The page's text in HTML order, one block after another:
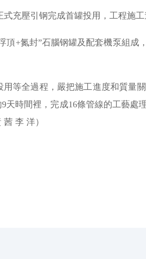
充壓引钢完成首罐投用，工程施工
+氮封”石腦钢罐及配套機泵組成
等全過程，嚴把施工進度和質量
時間裡，完成16條管線的工藝處
李 洋）